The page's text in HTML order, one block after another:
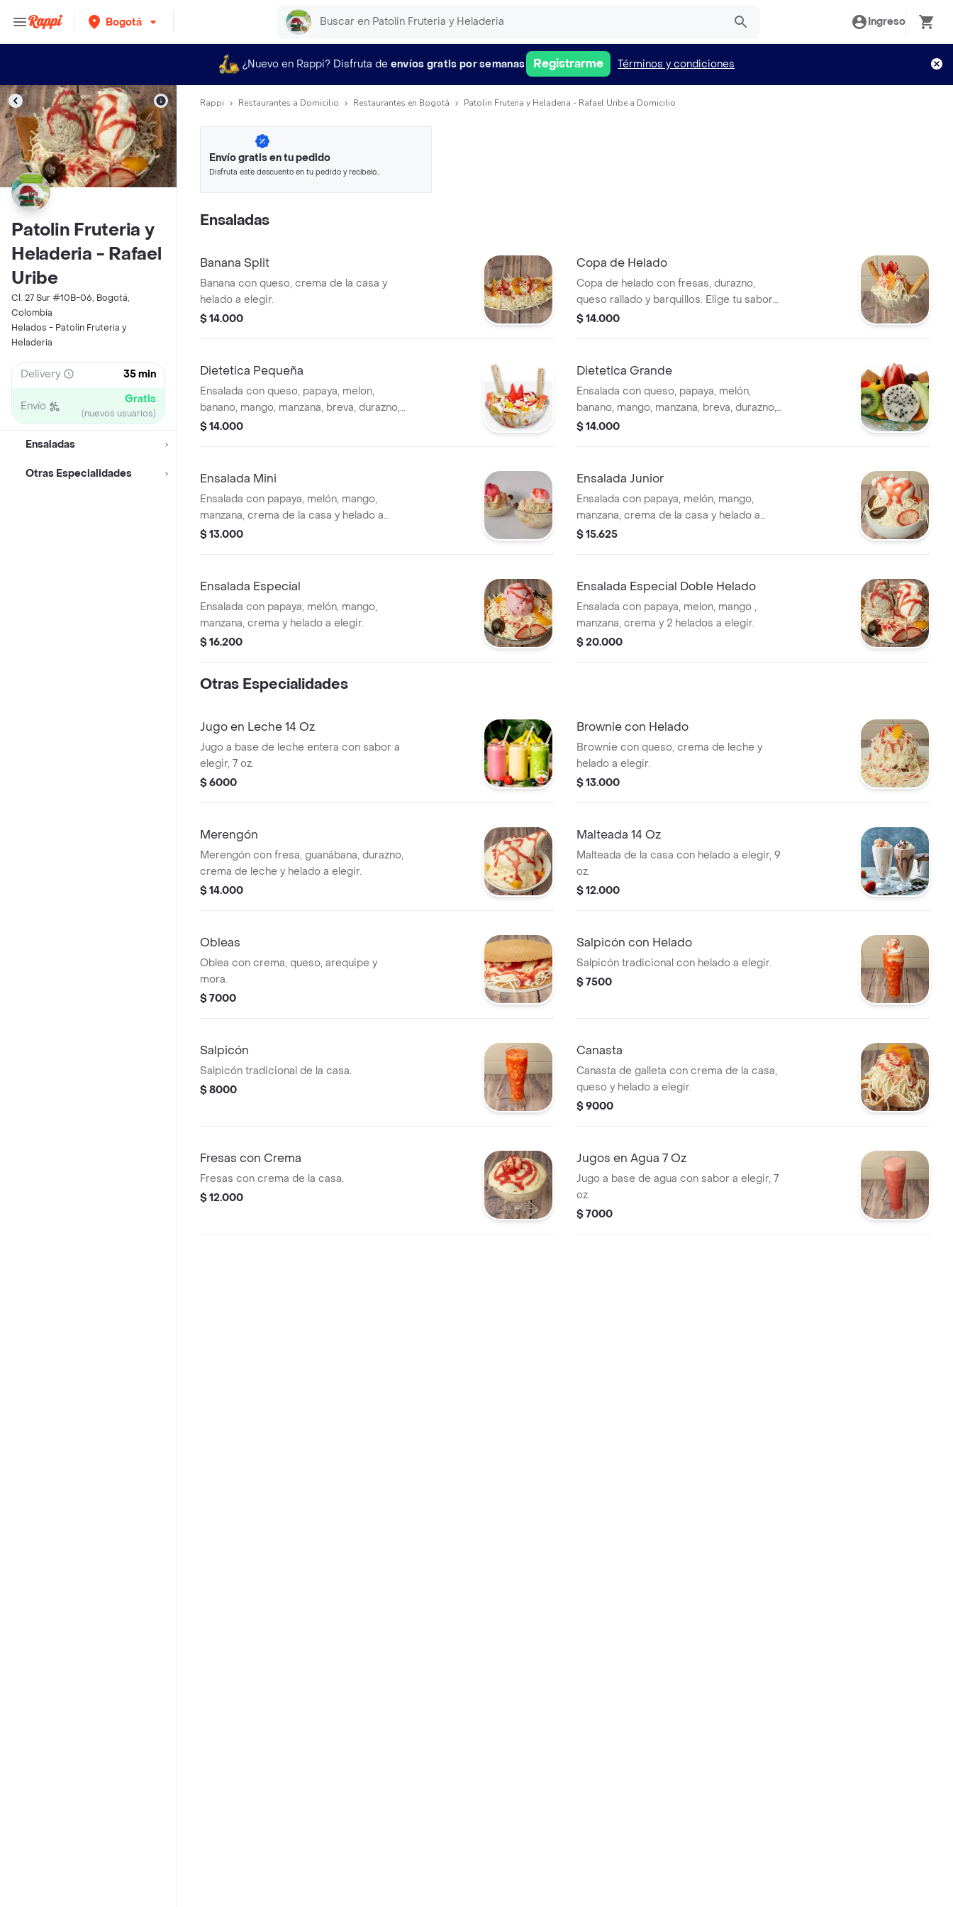
Bogotá Ingreso
¿Nuevo en Rappi? Disfruta de envíos gratis por semanas Registrarme Términos y condiciones
Patolin Fruteria y
Heladeria - Rafael
Uribe
Cl. 27 Sur #10B-06, Bogotá,
Colombia
Helados - Patolin Fruteria y
Heladeria
Delivery 35 min
Envío Gratis
(nuevos usuarios)
Ensaladas
Otras Especialidades
Rappi Restaurantes a Domicilio Restaurantes en Bogotá Patolin Fruteria y Heladeria - Rafael Uribe a Domicilio
Envío gratis en tu pedido
Disfruta este descuento en tu pedido y recíbelo
Ensaladas
Banana Split
Banana con queso, crema de la casa y
helado a elegir.
$ 14.000
Copa de Helado
Copa de helado con fresas, durazno,
queso rallado y barquillos. Elige tu sabor
favorito.
$ 14.000
Dietetica Pequeña
Ensalada con queso, papaya, melon,
banano, mango, manzana, breva, durazno,
fresa y helado a elegir.
$ 14.000
Dietetica Grande
Ensalada con queso, papaya, melón,
banano, mango, manzana, breva, durazno,
fresa y helado a elegir.
$ 14.000
Ensalada Mini
Ensalada con papaya, melón, mango,
manzana, crema de la casa y helado a
elegir.
$ 13.000
Ensalada Junior
Ensalada con papaya, melón, mango,
manzana, crema de la casa y helado a
elegir.
$ 15.625
Ensalada Especial
Ensalada con papaya, melón, mango,
manzana, crema y helado a elegir.
$ 16.200
Ensalada Especial Doble Helado
Ensalada con papaya, melon, mango ,
manzana, crema y 2 helados a elegir.
$ 20.000
Otras Especialidades
Jugo en Leche 14 Oz
Jugo a base de leche entera con sabor a
elegir, 7 oz.
$ 6000
Brownie con Helado
Brownie con queso, crema de leche y
helado a elegir.
$ 13.000
Merengón
Merengón con fresa, guanábana, durazno,
crema de leche y helado a elegir.
$ 14.000
Malteada 14 Oz
Malteada de la casa con helado a elegir, 9
oz.
$ 12.000
Obleas
Oblea con crema, queso, arequipe y
mora.
$ 7000
Salpicón con Helado
Salpicón tradicional con helado a elegir.
$ 7500
Salpicón
Salpicón tradicional de la casa.
$ 8000
Canasta
Canasta de galleta con crema de la casa,
queso y helado a elegir.
$ 9000
Fresas con Crema
Fresas con crema de la casa.
$ 12.000
Jugos en Agua 7 Oz
Jugo a base de agua con sabor a elegir, 7
oz.
$ 7000